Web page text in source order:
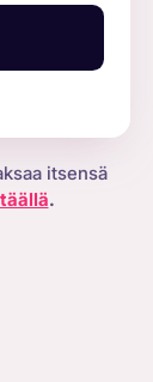
itsensä
täällä.